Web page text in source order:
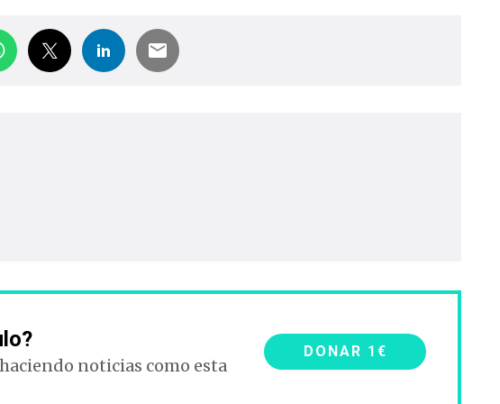
noticias como esta
DONAR 1€